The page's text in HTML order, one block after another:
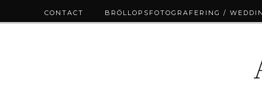
CONTACT BRÖLLOPSFOTOGRAFERING /